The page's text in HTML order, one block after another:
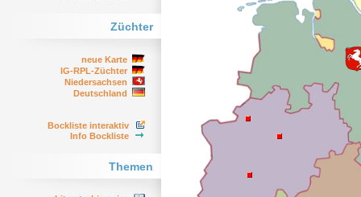
Züchter
neue Karte
IG-RPL-Züchter
Niedersachsen
Deutschland
Bockliste interaktiv
Info Bockliste
Themen